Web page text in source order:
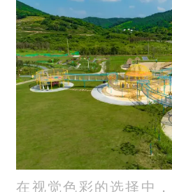
在视觉色彩的选择中